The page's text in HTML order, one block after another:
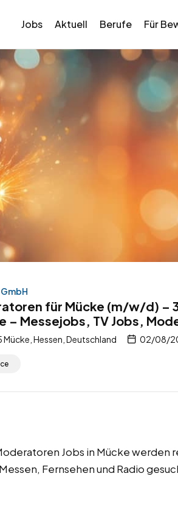
Jobs Aktuell Berufe Für
für Mücke (m/w/d) –
– Messejobs, TV Jobs,
Hessen, Deutschland 02/08/
Jobs in Mücke werden
Fernsehen und Radio